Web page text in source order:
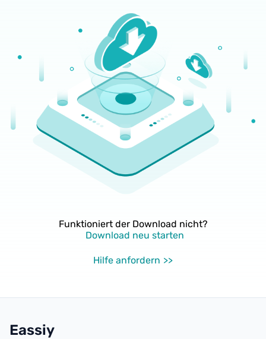
Funktioniert der Download nicht?
Download neu starten
Hilfe anfordern
Eassiy